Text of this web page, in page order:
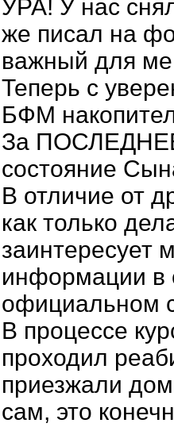
УРА! У нас
же писал на
важный для
Теперь с
БФМ
За ПОСЛЕДНЕЕ
состояние
В отличие от
как только
заинтересует
информации в
официальном
В процессе
проходил
приезжали
сам, это